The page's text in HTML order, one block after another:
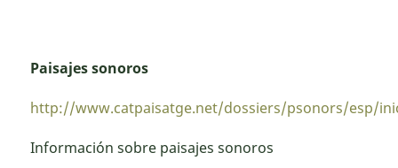
Paisajes sonoros
http://www.catpaisatge.net/dossiers/psonors/esp/
Información sobre paisajes sonoros